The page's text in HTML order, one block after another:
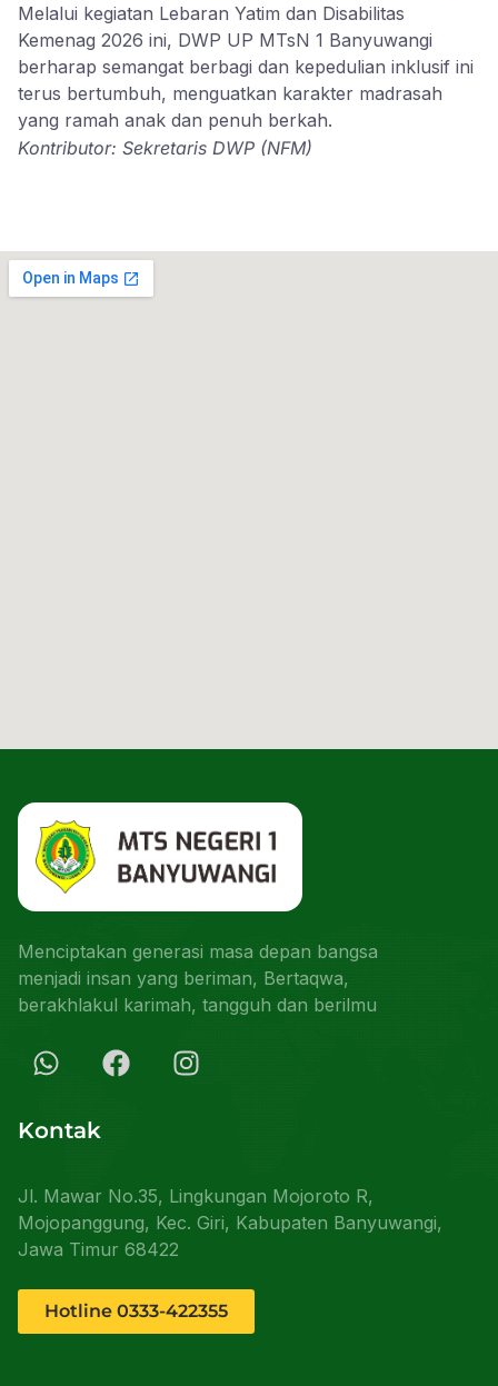
​Melalui kegiatan Lebaran Yatim dan Disabilitas
Kemenag 2026 ini, DWP UP MTsN 1 Banyuwangi
berharap semangat berbagi dan kepedulian inklusif ini
terus bertumbuh, menguatkan karakter madrasah
yang ramah anak dan penuh berkah.
Kontributor: Sekretaris DWP (NFM)
Menciptakan generasi masa depan bangsa
menjadi insan yang beriman, Bertaqwa,
berakhlakul karimah, tangguh dan berilmu
Kontak
Jl. Mawar No.35, Lingkungan Mojoroto R,
Mojopanggung, Kec. Giri, Kabupaten Banyuwangi,
Jawa Timur 68422
Hotline 0333-422355